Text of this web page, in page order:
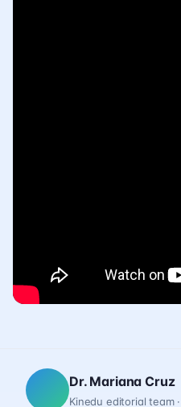
Dr. Mariana Cruz
Kinedu editorial team